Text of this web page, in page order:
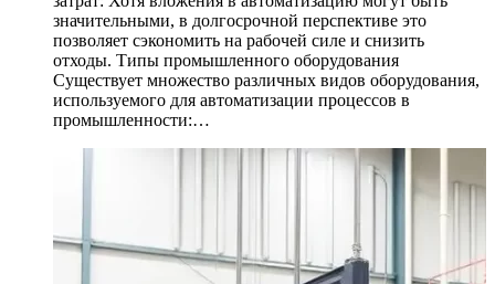
значительными, в долгосрочной перспективе это
позволяет сэкономить на рабочей силе и снизить
отходы. Типы промышленного оборудования
Существует множество различных видов оборудования,
используемого для автоматизации процессов в
промышленности:…